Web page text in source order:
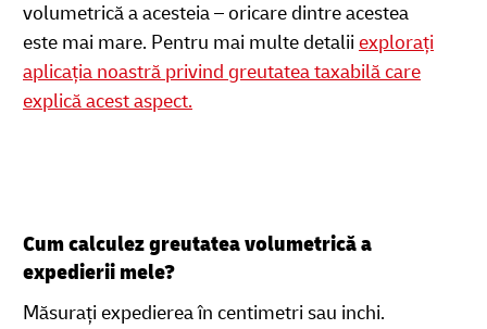
volumetrică a acesteia – oricare dintre acestea
este mai mare. Pentru mai multe detalii explorați
aplicația noastră privind greutatea taxabilă care
explică acest aspect.
Cum calculez greutatea volumetrică a
expedierii mele?
Măsurați expedierea în centimetri sau inchi.